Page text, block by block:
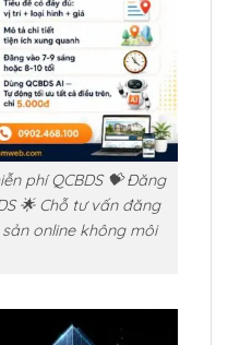
phí QCBDS 💝 Đăng
🌟 Chỗ tư vấn đăng
online không môi